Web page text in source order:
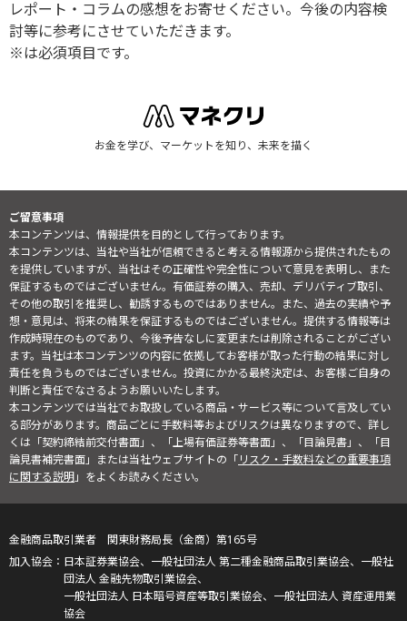
レポート・コラムの感想をお寄せください。今後の内容検
討等に参考にさせていただきます。
※は必須項目です。
お金を学び、マーケットを知り、未来を描く
ご留意事項
本コンテンツは、情報提供を目的として行っております。
本コンテンツは、当社や当社が信頼できると考える情報源から提供されたもの
を提供していますが、当社はその正確性や完全性について意見を表明し、また
保証するものではございません。有価証券の購入、売却、デリバティブ取引、
その他の取引を推奨し、勧誘するものではありません。また、過去の実績や予
想・意見は、将来の結果を保証するものではございません。提供する情報等は
作成時現在のものであり、今後予告なしに変更または削除されることがござい
ます。当社は本コンテンツの内容に依拠してお客様が取った行動の結果に対し
責任を負うものではございません。投資にかかる最終決定は、お客様ご自身の
判断と責任でなさるようお願いいたします。
本コンテンツでは当社でお取扱している商品・サービス等について言及してい
る部分があります。商品ごとに手数料等およびリスクは異なりますので、詳し
くは「契約締結前交付書面」、「上場有価証券等書面」、「目論見書」、「目
論見書補完書面」または当社ウェブサイトの「リスク・手数料などの重要事項
に関する説明」をよくお読みください。
金融商品取引業者 関東財務局長（金商）第165号
日本証券業協会、一般社団法人 第二種金融商品取引業協会、一般社
団法人 金融先物取引業協会、
一般社団法人 日本暗号資産等取引業協会、一般社団法人 資産運用業
協会